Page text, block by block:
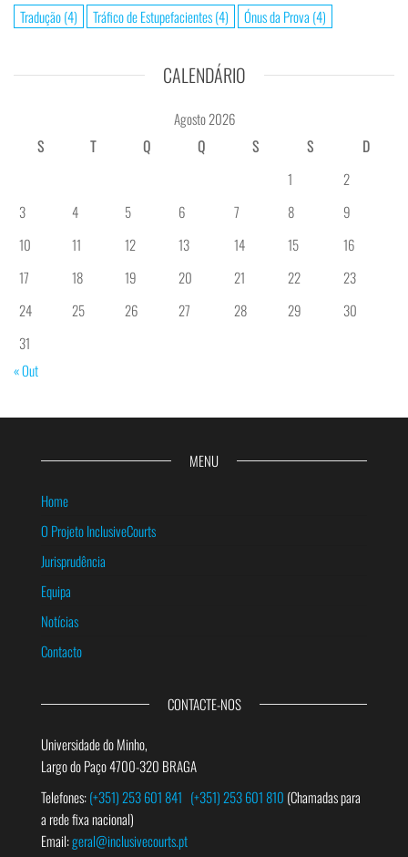
Tradução(4) Tráfico de Estupefacientes(4) Ónus da Prova (4)
CALENDÁRIO
Agosto 2026
S
T Q Q S S
D
1
2
3
4 5 6 7 8
9
10
11 12 13 14 15
16
17
18 19 20 21 22
23
24
25 26 27 28 29
30
31
« Out
MENU
Home
O Projeto InclusiveCourts
Jurisprudência
Equipa
Notícias
Contacto
CONTACTE-NOS
Universidade do Minho,
Largo do Paço 4700-320 BRAGA
Telefones:(+351) 253 601 841 (+351) 253 601 810 (Chamadas para
a rede fixa nacional)
Email:geral@inclusivecourts.pt